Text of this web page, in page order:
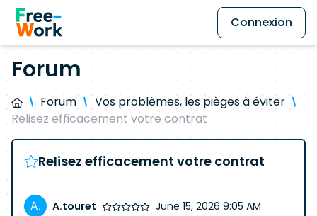
Connexion
Forum
Forum
Vos problèmes, les pièges à éviter
Relisez efficacement votre contrat
Relisez efficacement votre contrat
A.touret June 15, 2026 9:05 AM